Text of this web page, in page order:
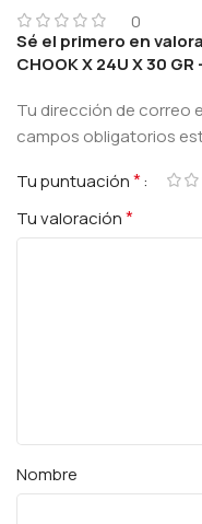
0
Sé el primero en
CHOOK X 24U X 30 GR
Tu dirección de correo
campos obligatorios
Tu puntuación*
Tu valoración*
Nombre